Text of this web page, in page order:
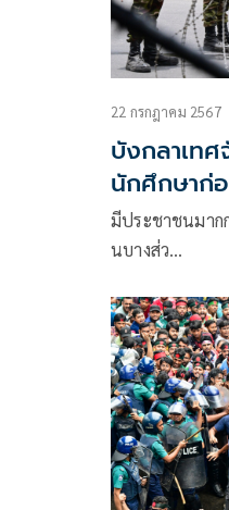
22 กรกฎาคม 2567
บังกลาเท
นักศึกษาก่
มีประชาชนมาก
นบางส่ว…